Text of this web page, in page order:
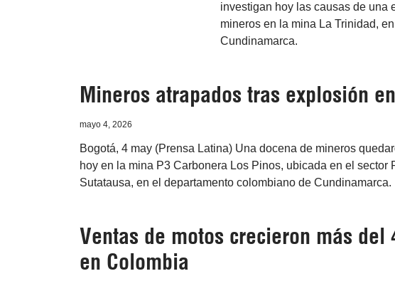
investigan hoy las causas de una
mineros en la mina La Trinidad,
Cundinamarca.
Mineros atrapados tras explosión
mayo 4, 2026
Bogotá, 4 may (Prensa Latina) Una docena de mineros
hoy en la mina P3 Carbonera Los Pinos, ubicada en el
Sutatausa, en el departamento colombiano de Cundinamarca.
Ventas de motos crecieron más del
en Colombia